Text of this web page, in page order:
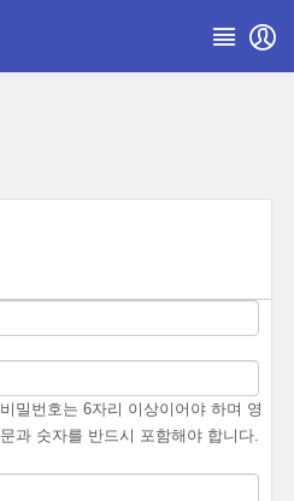
비밀번호는 6자리 이상이어야 하며 영
문과 숫자를 반드시 포함해야 합니다.